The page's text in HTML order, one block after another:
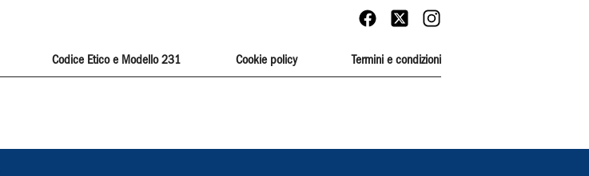
Codice Etico e Modello 231 Cookie policy Termini e condizioni